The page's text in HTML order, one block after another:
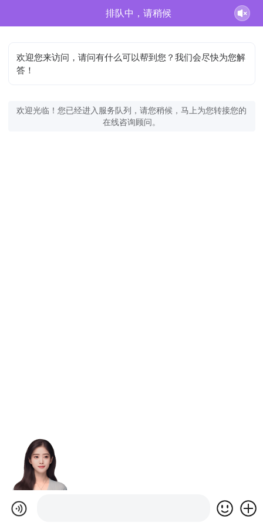
排队中，请稍候
欢迎您来访问，请问有什么可以帮到您？我们会尽快为您解
答！
欢迎光临！您已经进入服务队列，请您稍候，马上为您转接您的
在线咨询顾问。